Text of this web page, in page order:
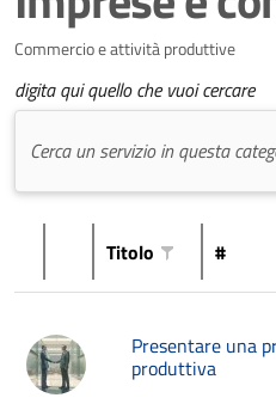
Commercio e attività produttive
digita qui quello che vuoi cercare
Titolo #
Presentare una
produttiva